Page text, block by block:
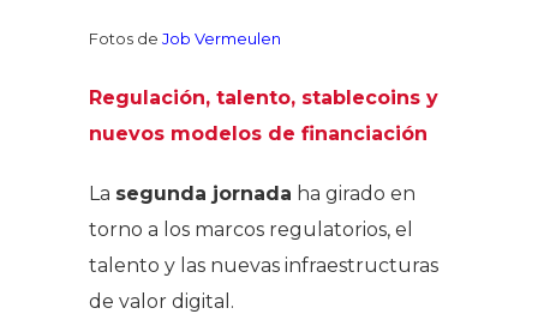
Fotos de Job Vermeulen
Regulación, talento, stablecoins y
nuevos modelos de financiación
La segunda jornada ha girado en
torno a los marcos regulatorios, el
talento y las nuevas infraestructuras
de valor digital.